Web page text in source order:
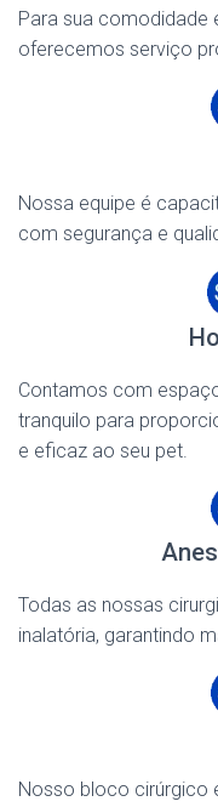
Para sua comodidade
oferecemos serviço
Nossa equipe é
com segurança e
Contamos com
tranquilo para
e eficaz ao seu pet.
Todas as nossas
inalatória, garantindo
Nosso bloco cirúrgico